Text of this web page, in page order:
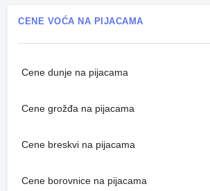
CENE VOĆA NA PIJACAMA
Cene dunje na pijacama
Cene grožđa na pijacama
Cene breskvi na pijacama
Cene borovnice na pijacama